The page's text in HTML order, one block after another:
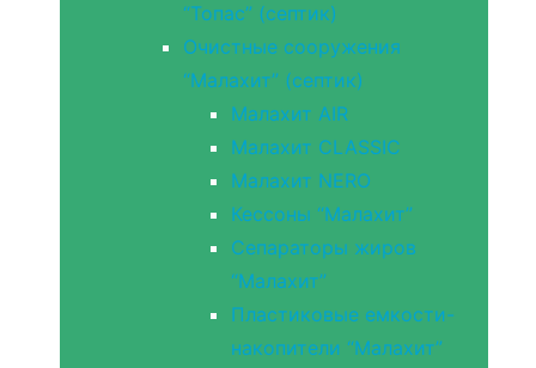
“Топас” (септик)
Очистные сооружения
“Малахит” (септик)
Малахит AIR
Малахит CLASSIC
Малахит NERO
Кессоны “Малахит”
Сепараторы жиров
“Малахит”
Пластиковые емкости-
накопители “Малахит”